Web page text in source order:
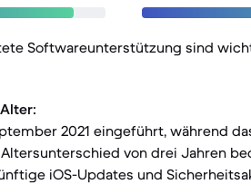
Softwareunterstützung sind
2021 eingeführt, während
von drei Jahren
iOS-Updates und